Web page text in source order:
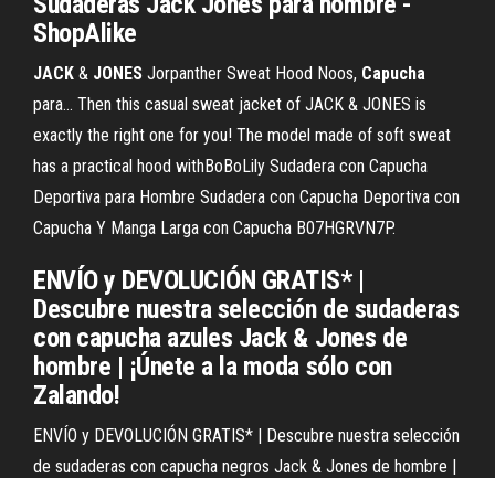
ShopAlike
JACK & JONES Jorpanther Sweat Hood Noos, Capucha
para... Then this casual sweat jacket of JACK & JONES is
exactly the right one for you! The model made of soft sweat
has a practical hood withBoBoLily Sudadera con Capucha
Deportiva para Hombre Sudadera con Capucha Deportiva con
Capucha Y Manga Larga con Capucha B07HGRVN7P.
ENVÍO y DEVOLUCIÓN GRATIS* |
Descubre nuestra selección de sudaderas
con capucha azules Jack & Jones de
hombre | ¡Únete a la moda sólo con
Zalando!
ENVÍO y DEVOLUCIÓN GRATIS* | Descubre nuestra selección
de sudaderas con capucha negros Jack & Jones de hombre |